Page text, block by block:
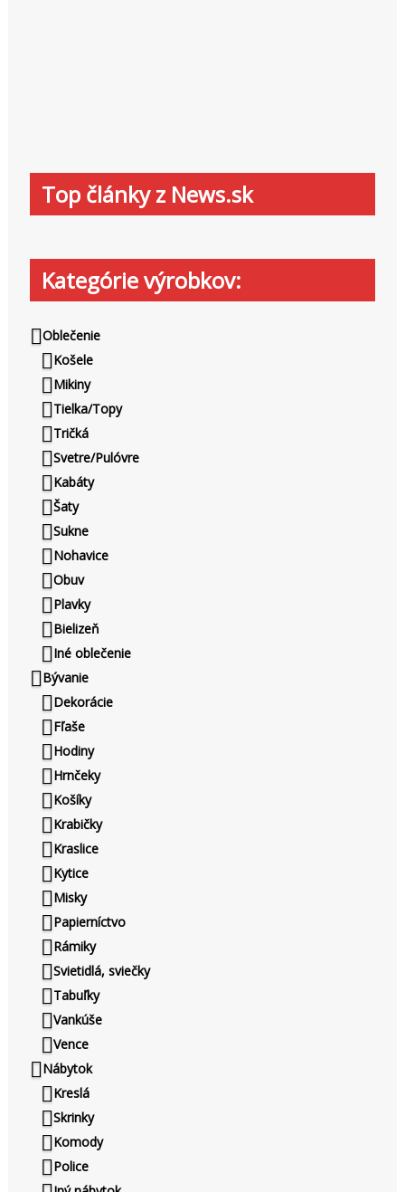
Top články z News.sk
Kategórie výrobkov:
Oblečenie
Košele
Mikiny
Tielka/Topy
Tričká
Svetre/Pulóvre
Kabáty
Šaty
Sukne
Nohavice
Obuv
Plavky
Bielizeň
Iné oblečenie
Bývanie
Dekorácie
Fľaše
Hodiny
Hrnčeky
Košíky
Krabičky
Kraslice
Kytice
Misky
Papierníctvo
Rámiky
Svietidlá, sviečky
Tabuľky
Vankúše
Vence
Nábytok
Kreslá
Skrinky
Komody
Police